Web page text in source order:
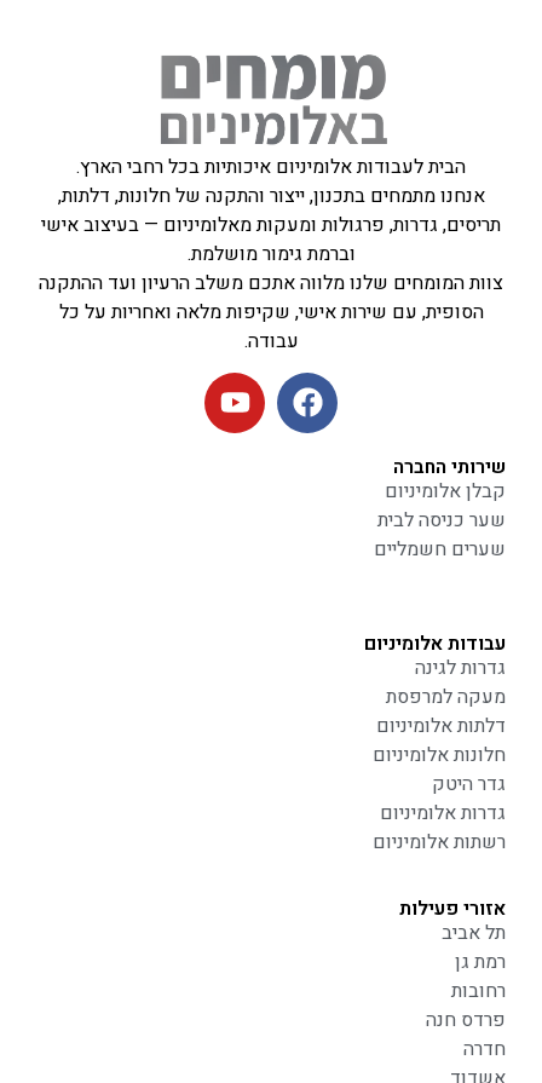
הבית לעבודות אלומיניום איכותיות בכל רחבי הארץ.
אנחנו מתמחים בתכנון, ייצור והתקנה של חלונות, דלתות,
תריסים, גדרות, פרגולות ומעקות מאלומיניום — בעיצוב אישי
וברמת גימור מושלמת.
צוות המומחים שלנו מלווה אתכם משלב הרעיון ועד ההתקנה
הסופית, עם שירות אישי, שקיפות מלאה ואחריות על כל
עבודה.
שירותי החברה
קבלן אלומיניום
שער כניסה לבית
שערים חשמליים
עבודות אלומיניום
גדרות לגינה
מעקה למרפסת
דלתות אלומיניום
חלונות אלומיניום
גדר היטק
גדרות אלומיניום
רשתות אלומיניום
אזורי פעילות
תל אביב
רמת גן
רחובות
פרדס חנה
חדרה